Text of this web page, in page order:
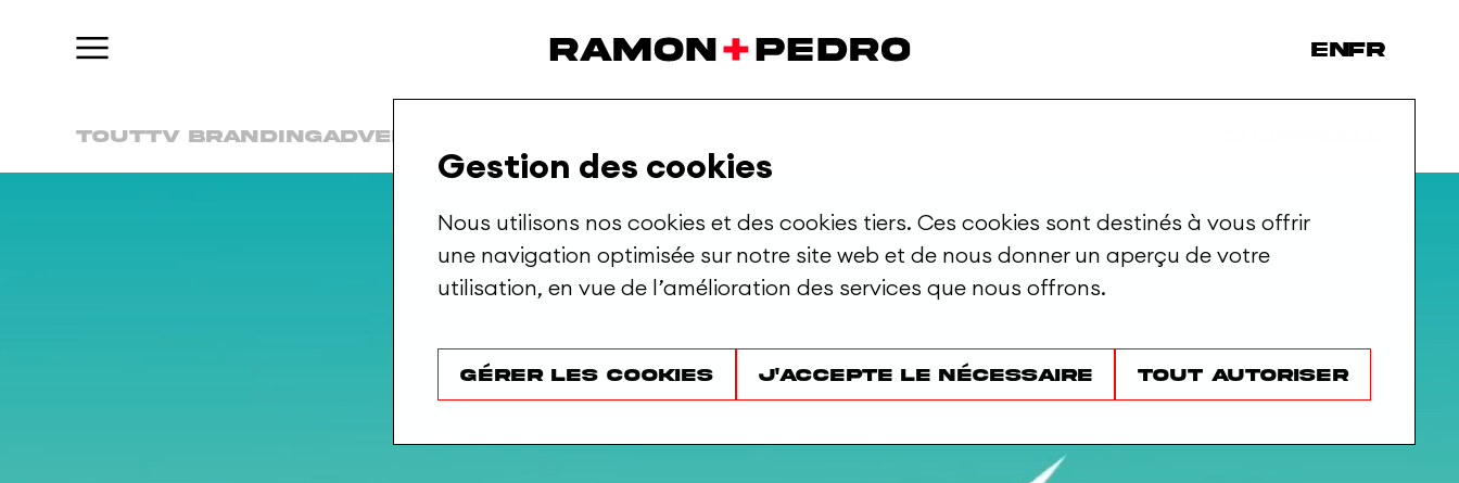
Gestion des cookies
Nous utilisons nos cookies et des cookies tiers. Ces cookies sont destinés à vous offrir
une navigation optimisée sur notre site web et de nous donner un aperçu de votre
utilisation, en vue de l’amélioration des services que nous offrons.
J'accepte le nécessaire
Gérer les cookies Tout autoriser
enfr
Regardezça.
ToutTV BrandingAdvertising